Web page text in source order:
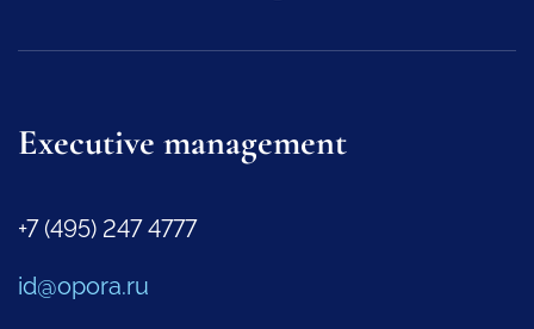
Executive management
+7 (495) 247 4777
id@opora.ru